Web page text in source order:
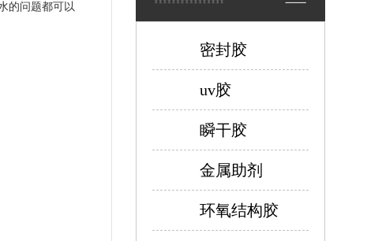
的问题都可以
密封胶
uv胶
瞬干胶
金属助剂
环氧结构胶